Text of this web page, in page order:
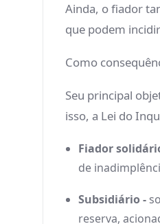
Ainda, o fiador
que podem
Como
Seu principal
isso, a Lei do
Fiador
de
Subsidiário -
reserva,